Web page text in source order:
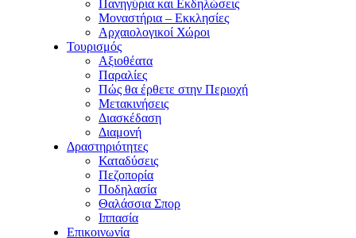
Πανηγύρια και Εκδηλώσεις
Μοναστήρια – Εκκλησίες
Αρχαιολογικοί Χώροι
Τουρισμός
Αξιοθέατα
Παραλίες
Πώς θα έρθετε στην Περιοχή
Μετακινήσεις
Διασκέδαση
Διαμονή
Δραστηριότητες
Καταδύσεις
Πεζοπορία
Ποδηλασία
Θαλάσσια Σπορ
Ιππασία
Επικοινωνία